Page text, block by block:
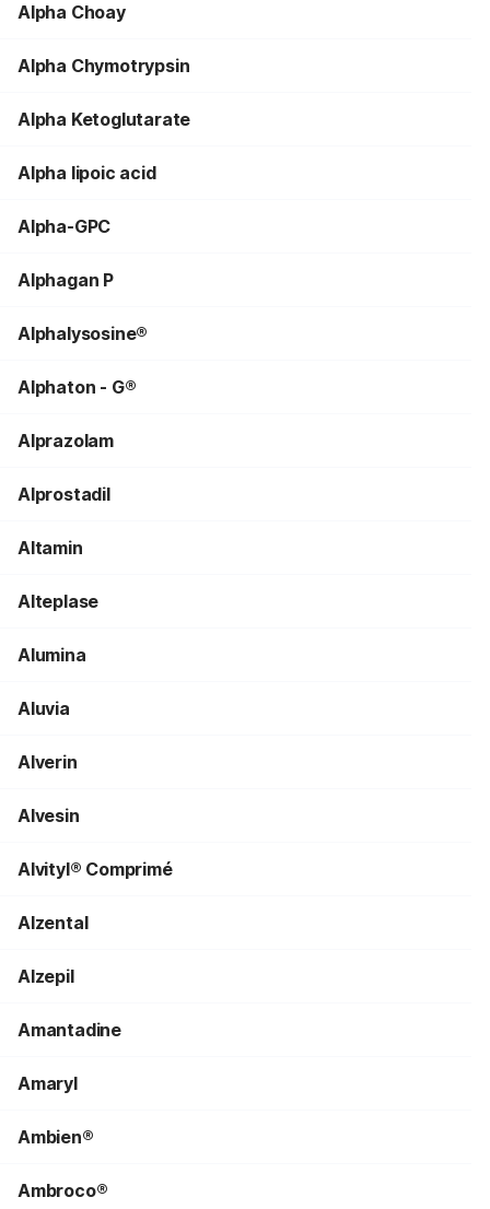
Alpha Choay
Alpha Chymotrypsin
Alpha Ketoglutarate
Alpha lipoic acid
Alpha-GPC
Alphagan P
Alphalysosine®
Alphaton - G®
Alprazolam
Alprostadil
Altamin
Alteplase
Alumina
Aluvia
Alverin
Alvesin
Alvityl® Comprimé
Alzental
Alzepil
Amantadine
Amaryl
Ambien®
Ambroco®